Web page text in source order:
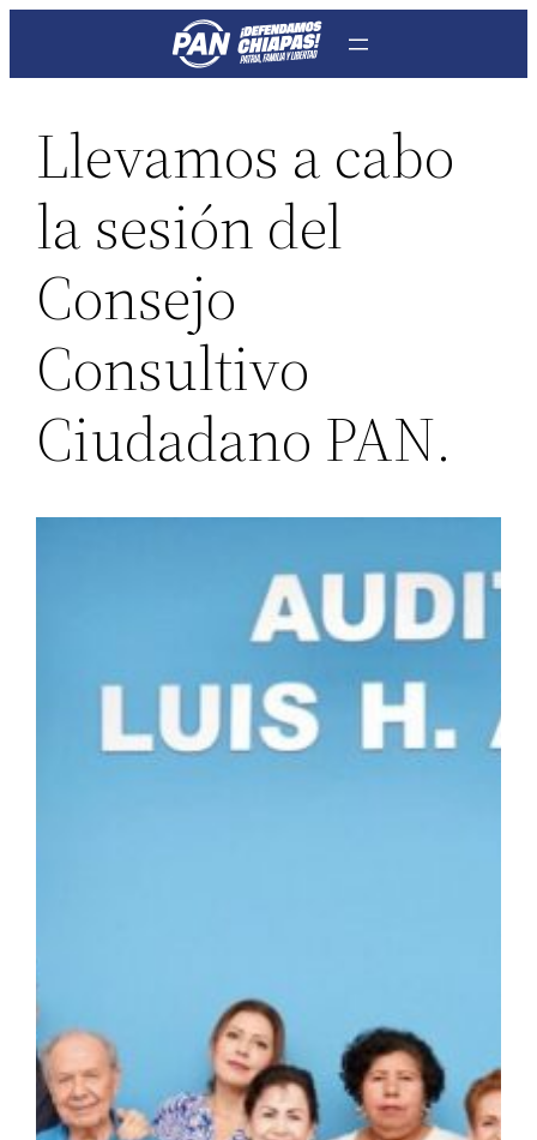
Llevamos a cabo
la sesión del
Consejo
Consultivo
Ciudadano PAN.